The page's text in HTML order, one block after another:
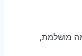
מושלמת,